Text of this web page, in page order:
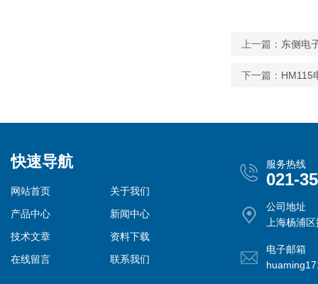
上一篇： 东侧电
下一篇： HM115
快速导航
网站首页
关于我们
产品中心
新闻中心
技术文章
资料下载
在线留言
联系我们
服务热线
021-
公司地址
上海杨浦
电子邮箱